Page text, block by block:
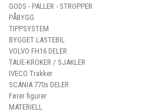
GODS - PALLER - STROPPER
PÅBYGG
TIPPSYSTEM
BYGGET LASTEBIL
VOLVO FH16 DELER
TAUE-KROKER / SJAKLER
IVECO Trakker
SCANIA 770s DELER
Fører figurer
MATERIELL